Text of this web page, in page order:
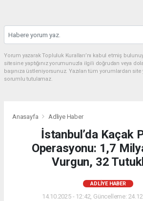
Yorum yazarak Topluluk Kuralları’nı kabul etmiş
sitesine yaptığınız yorumunuzla ilgili doğrudan veya
başınıza üstleniyorsunuz. Yazılan tüm yorumlardan
sorumlu tutulamaz.
Anasayfa Adliye Haber
İstanbul’da Kaçak
Operasyonu: 1,7
Vurgun, 32
ADLIYE HABER
14.10.2025 - 12:42, Güncelleme: